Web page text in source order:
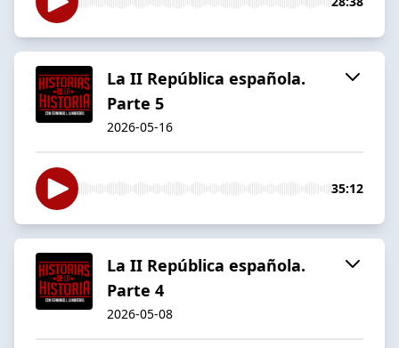
La II República española.
Parte 5
2026-05-16
35:12
La II República española.
Parte 4
2026-05-08